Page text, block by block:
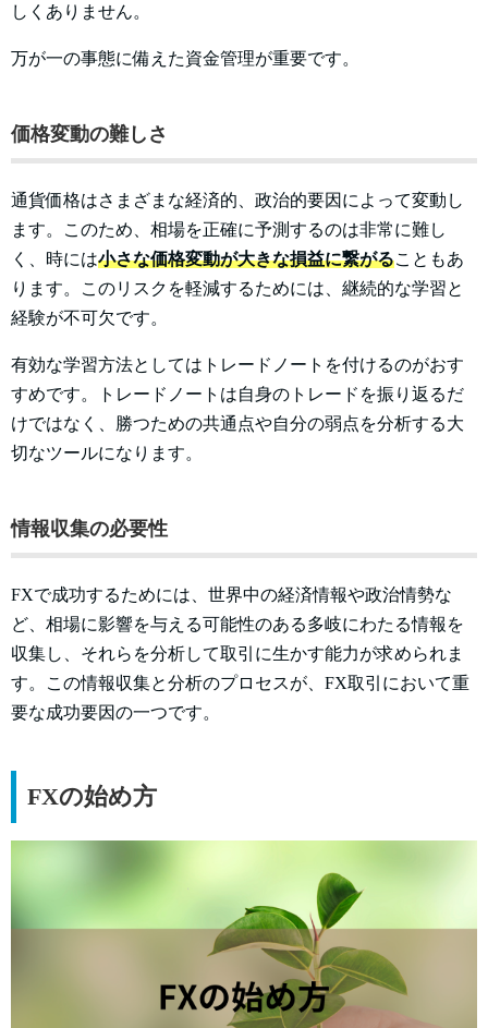
しくありません。
万が一の事態に備えた資金管理が重要です。
価格変動の難しさ
通貨価格はさまざまな経済的、政治的要因によって変動し
ます。このため、相場を正確に予測するのは非常に難し
く、時には小さな価格変動が大きな損益に繋がることもあ
ります。このリスクを軽減するためには、継続的な学習と
経験が不可欠です。
有効な学習方法としてはトレードノートを付けるのがおす
すめです。トレードノートは自身のトレードを振り返るだ
けではなく、勝つための共通点や自分の弱点を分析する大
切なツールになります。
情報収集の必要性
FXで成功するためには、世界中の経済情報や政治情勢な
ど、相場に影響を与える可能性のある多岐にわたる情報を
収集し、それらを分析して取引に生かす能力が求められま
す。この情報収集と分析のプロセスが、FX取引において重
要な成功要因の一つです。
FXの始め方